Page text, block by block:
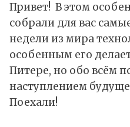
Привет! В этом
собрали для вас
недели из мира
особенным его
Питере, но обо всём
наступлением
Поехали!